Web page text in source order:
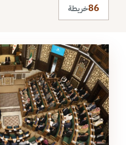
86خريطة